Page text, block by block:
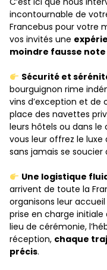
incontournable de
Francebus pour votre
vos invités une
moindre fausse note
Sécurité et
bourguignon rime
vins d’exception et
place des navettes
leurs hôtels ou dans le
vous leur offrez le
sans jamais se
Une logistique
arrivent de toute la
organisons leur accueil
prise en charge
lieu de cérémonie,
réception, chaque
précis.